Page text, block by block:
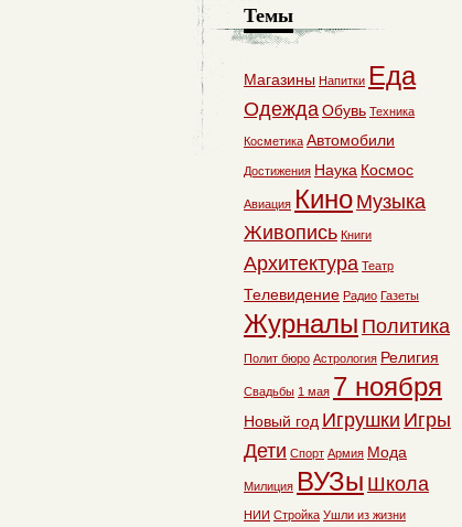
Темы
Магазины Напитки Еда
ОдеждаОбувь Техника
Косметика Автомобили
Достижения Наука Космос
Авиация Кино Музыка
Живопись Книги
Архитектура Театр
Телевидение Радио Газеты
Журналы Политика
Полит бюро Астрология Религия
Свадьбы 1 мая 7 ноября
Новый год Игрушки Игры
Дети Спорт Армия Мода
Милиция ВУЗы Школа
НИИ Стройка Ушли из жизни